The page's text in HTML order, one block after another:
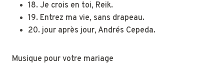
18. Je crois en toi, Reik.
19. Entrez ma vie, sans drapeau.
20. jour après jour, Andrés Cepeda.
Musique pour votre mariage